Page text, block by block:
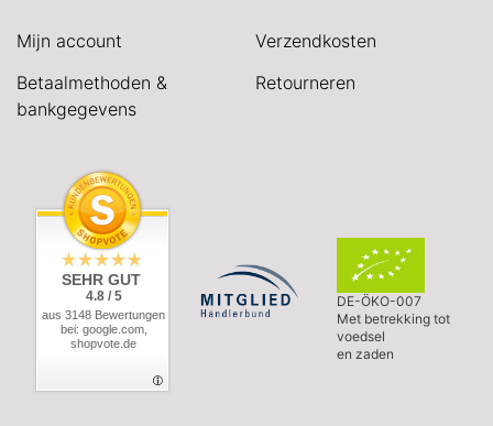
Mijn account
Betaalmethoden &
bankgegevens
Verzendkosten
Retourneren
SEHR GUT
4.8 / 5
aus 3148 Bewertungen
bei: google.com,
shopvote.de
DE-ÖKO-007
Met betrekking tot
voedsel
en zaden